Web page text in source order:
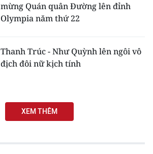
mừng Quán quân Đường lên đỉnh
Olympia năm thứ 22
Thanh Trúc - Như Quỳnh lên ngôi vô
địch đôi nữ kịch tính
XEM THÊM